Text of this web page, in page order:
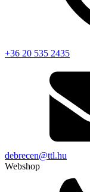
+36 20 535 2435
debrecen@ttl.hu
Webshop